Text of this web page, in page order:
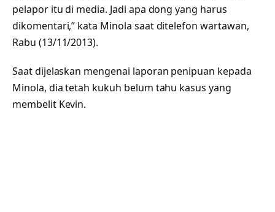
pelapor itu di media. Jadi apa dong yang harus
dikomentari,” kata Minola saat ditelefon wartawan,
Rabu (13/11/2013).
Saat dijelaskan mengenai laporan penipuan kepada
Minola, dia tetah kukuh belum tahu kasus yang
membelit Kevin.